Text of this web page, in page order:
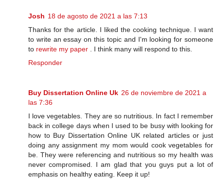
Josh 18 de agosto de 2021 a las 7:13
Thanks for the article. I liked the cooking technique. I want
to write an essay on this topic and I'm looking for someone
to rewrite my paper . I think many will respond to this.
Responder
Buy Dissertation Online Uk 26 de noviembre de 2021 a
las 7:36
I love vegetables. They are so nutritious. In fact I remember
back in college days when I used to be busy with looking for
how to Buy Dissertation Online UK related articles or just
doing any assignment my mom would cook vegetables for
be. They were referencing and nutritious so my health was
never compromised. I am glad that you guys put a lot of
emphasis on healthy eating. Keep it up!